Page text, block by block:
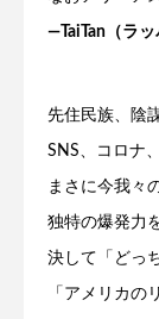
―TaiTan（ラッ
先住民族、陰
SNS、コロナ
まさに今我々
独特の爆発力
決して「どっ
「アメリカの